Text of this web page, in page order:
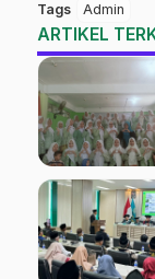
Tags Admin
ARTIKEL